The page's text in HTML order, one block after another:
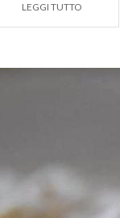
LEGGI TUTTO